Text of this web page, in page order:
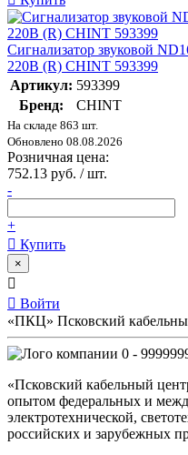
Сигнализатор звуковой
220В (R) CHINT 593399
Артикул: 593399
Бренд:
CHINT
На складе 863 шт.
Обновлено 08.08.2026
Розничная цена:
752.13 руб. / шт.
-
+
Купить
×
Войти
«ПКЦ» Псковский
0 -
«Псковский кабельный
опытом федеральных и
электротехнической,
российских и зарубежных